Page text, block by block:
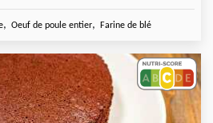
, Oeuf de poule entier, Farine de blé